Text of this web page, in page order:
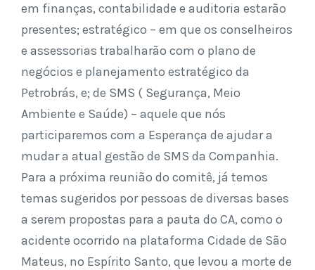
em finanças, contabilidade e auditoria estarão
presentes; estratégico – em que os conselheiros
e assessorias trabalharão com o plano de
negócios e planejamento estratégico da
Petrobrás, e; de SMS ( Segurança, Meio
Ambiente e Saúde) – aquele que nós
participaremos com a Esperança de ajudar a
mudar a atual gestão de SMS da Companhia.
Para a próxima reunião do comitê, já temos
temas sugeridos por pessoas de diversas bases
a serem propostas para a pauta do CA, como o
acidente ocorrido na plataforma Cidade de São
Mateus, no Espírito Santo, que levou a morte de